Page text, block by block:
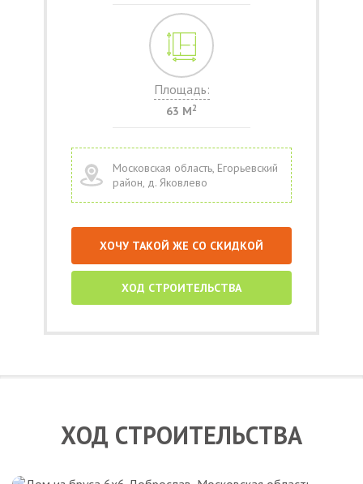
Площадь:
63 М2
Московская область, Егорьевский
район, д. Яковлево
ХОЧУ ТАКОЙ ЖЕ СО СКИДКОЙ
ХОД СТРОИТЕЛЬСТВА
ХОД СТРОИТЕЛЬСТВА